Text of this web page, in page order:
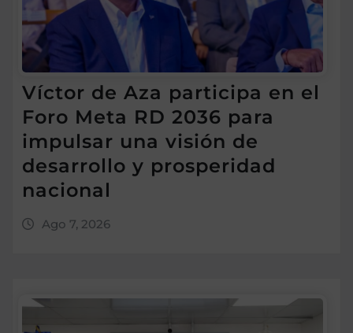
Víctor de Aza participa en el
Foro Meta RD 2036 para
impulsar una visión de
desarrollo y prosperidad
nacional
Ago 7, 2026